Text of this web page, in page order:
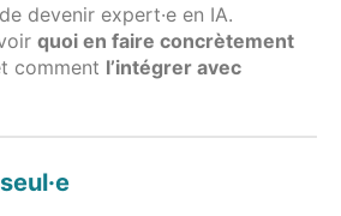
devenir expert·e en IA.
quoi en faire concrètement
comment l’intégrer avec